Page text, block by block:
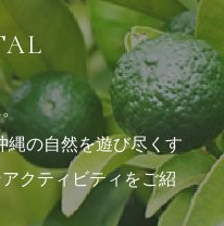
の自然を遊び尽くす
クティビティをご紹